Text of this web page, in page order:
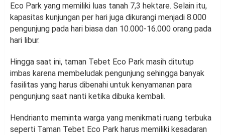
Eco Park yang memiliki luas tanah 7,3 hektare. Selain itu,
kapasitas kunjungan per hari juga dikurangi menjadi 8.000
pengunjung pada hari biasa dan 10.000-16.000 orang pada
hari libur.
Hingga saat ini, taman Tebet Eco Park masih ditutup
imbas karena membeludak pengunjung sehingga banyak
fasilitas yang harus dibenahi untuk kenyamanan para
pengunjung saat nanti ketika dibuka kembali.
Hendrianto meminta warga yang menikmati ruang terbuka
seperti Taman Tebet Eco Park harus memiliki kesadaran